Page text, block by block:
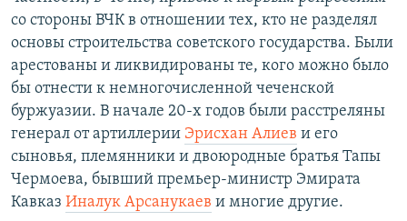
со стороны ВЧК в отношении тех, кто не разделял
основы строительства советского государства. Были
арестованы и ликвидированы те, кого можно было
бы отнести к немногочисленной чеченской
буржуазии. В начале 20-х годов были расстреляны
генерал от артиллерии Эрисхан Алиев и его
сыновья, племянники и двоюродные братья Тапы
Чермоева, бывший премьер-министр Эмирата
Кавказ Иналук Арсанукаев и многие другие.